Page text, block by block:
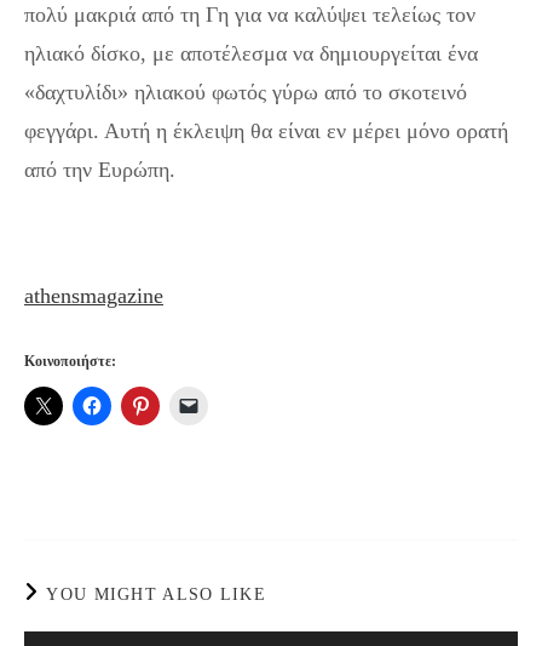
πολύ μακριά από τη Γη για να καλύψει τελείως τον
ηλιακό δίσκο, με αποτέλεσμα να δημιουργείται ένα
«δαχτυλίδι» ηλιακού φωτός γύρω από το σκοτεινό
φεγγάρι. Αυτή η έκλειψη θα είναι εν μέρει μόνο ορατή
από την Ευρώπη.
athensmagazine
Κοινοποιήστε:
YOU MIGHT ALSO LIKE